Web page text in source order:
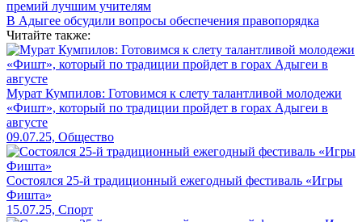
премий лучшим учителям
В Адыгее обсудили вопросы обеспечения правопорядка
Читайте также:
Мурат Кумпилов: Готовимся к слету талантливой молодежи
«Фишт», который по традиции пройдет в горах Адыгеи в
августе
09.07.25, Общество
Состоялся 25-й традиционный ежегодный фестиваль «Игры
Фишта»
15.07.25, Спорт